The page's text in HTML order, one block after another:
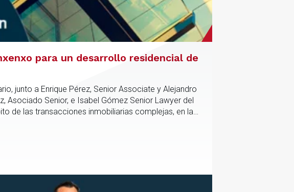
para un desarrollo residencial de
junto a Enrique Pérez, Senior Associate y Alejandro
Asociado Senior, e Isabel Gómez Senior Lawyer del
de las transacciones inmobiliarias complejas, en las